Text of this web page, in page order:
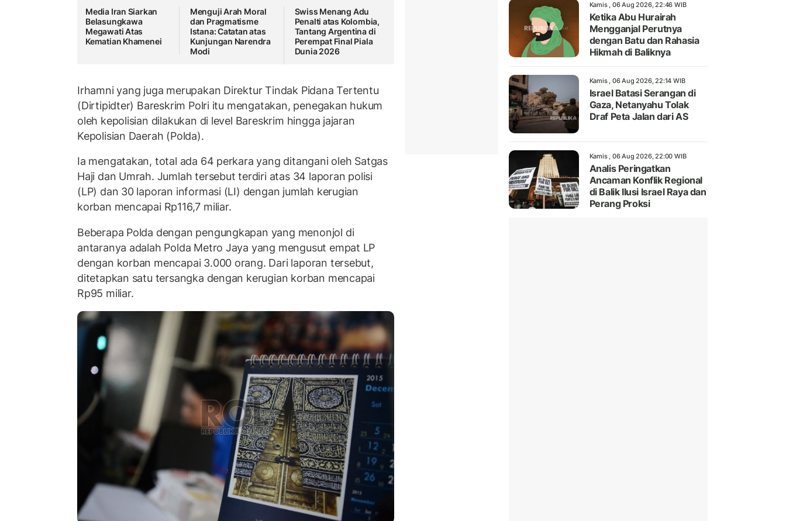
Media Iran Siarkan
Belasungkawa
Megawati Atas
Kematian Khamenei
Menguji Arah Moral
dan Pragmatisme
Istana: Catatan atas
Kunjungan Narendra
Modi
Swiss Menang Adu
Penalti atas Kolombia,
Tantang Argentina di
Perempat Final Piala
Dunia 2026
Irhamni yang juga merupakan Direktur Tindak Pidana Tertentu
(Dirtipidter) Bareskrim Polri itu mengatakan, penegakan hukum
oleh kepolisian dilakukan di level Bareskrim hingga jajaran
Kepolisian Daerah (Polda).
Ia mengatakan, total ada 64 perkara yang ditangani oleh Satgas
Haji dan Umrah. Jumlah tersebut terdiri atas 34 laporan polisi
(LP) dan 30 laporan informasi (LI) dengan jumlah kerugian
korban mencapai Rp116,7 miliar.
Beberapa Polda dengan pengungkapan yang menonjol di
antaranya adalah Polda Metro Jaya yang mengusut empat LP
dengan korban mencapai 3.000 orang. Dari laporan tersebut,
ditetapkan satu tersangka dengan kerugian korban mencapai
Rp95 miliar.
Kamis , 06 Aug 2026, 22:46 WIB
Ketika Abu Hurairah
Mengganjal Perutnya
dengan Batu dan Rahasia
Hikmah di Baliknya
Kamis , 06 Aug 2026, 22:14 WIB
Israel Batasi Serangan di
Gaza, Netanyahu Tolak
Draf Peta Jalan dari AS
Kamis , 06 Aug 2026, 22:00 WIB
Analis Peringatkan
Ancaman Konflik Regional
di Balik Ilusi Israel Raya dan
Perang Proksi